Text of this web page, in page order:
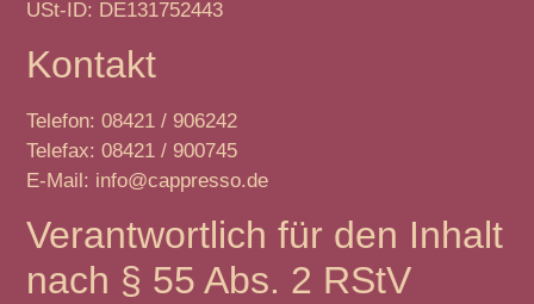
USt-ID: DE131752443
Kontakt
Telefon: 08421 / 906242
Telefax: 08421 / 900745
E-Mail: info@cappresso.de
Verantwortlich für den Inhalt
nach § 55 Abs. 2 RStV